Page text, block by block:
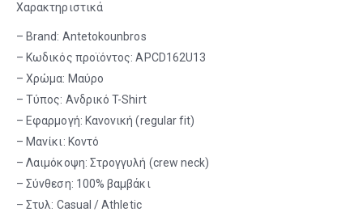
Χαρακτηριστικά
– Brand: Antetokounbros
– Κωδικός προϊόντος: APCD162U13
– Χρώμα: Μαύρο
– Τύπος: Ανδρικό T-Shirt
– Εφαρμογή: Κανονική (regular fit)
– Μανίκι: Κοντό
– Λαιμόκοψη: Στρογγυλή (crew neck)
– Σύνθεση: 100% βαμβάκι
– Στυλ: Casual / Athletic